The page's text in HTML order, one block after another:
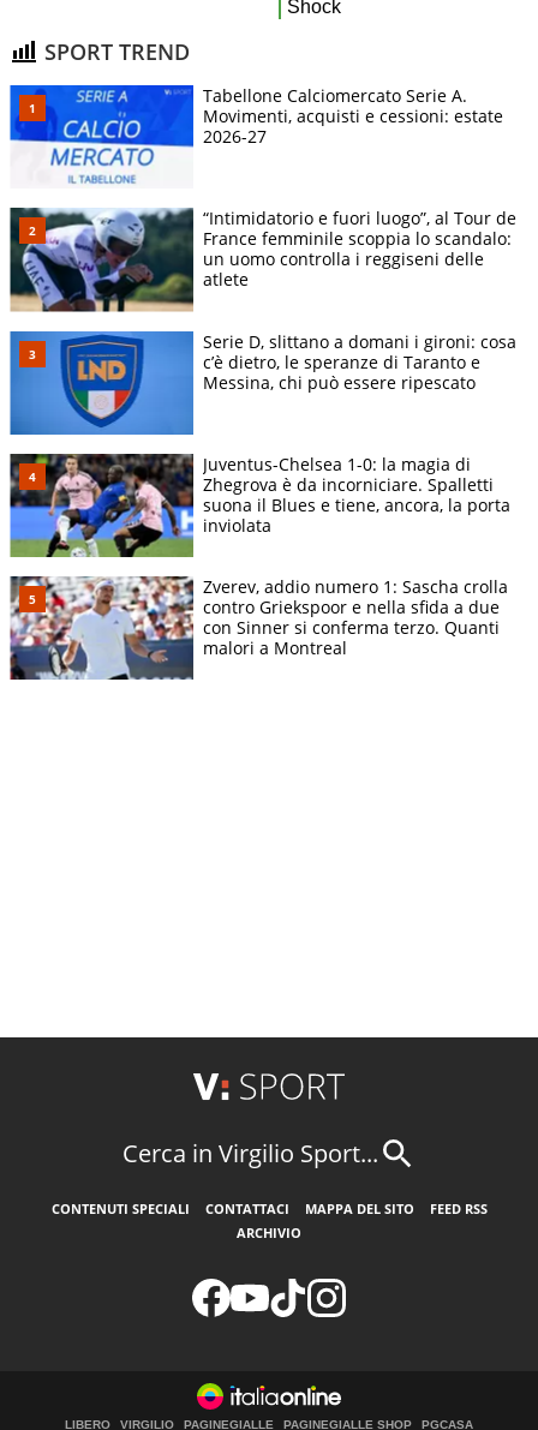
SPORT TREND
Tabellone Calciomercato Serie A.
Movimenti, acquisti e cessioni: estate
2026-27
“Intimidatorio e fuori luogo”, al Tour de
France femminile scoppia lo scandalo:
un uomo controlla i reggiseni delle
atlete
Serie D, slittano a domani i gironi: cosa
c’è dietro, le speranze di Taranto e
Messina, chi può essere ripescato
Juventus-Chelsea 1-0: la magia di
Zhegrova è da incorniciare. Spalletti
suona il Blues e tiene, ancora, la porta
inviolata
Zverev, addio numero 1: Sascha crolla
contro Griekspoor e nella sfida a due
con Sinner si conferma terzo. Quanti
malori a Montreal
Cerca in Virgilio Sport...
CONTENUTI SPECIALI CONTATTACI MAPPA DEL SITO
FEED RSS
ARCHIVIO
LIBERO VIRGILIO PAGINEGIALLE PAGINEGIALLE SHOP PGCASA